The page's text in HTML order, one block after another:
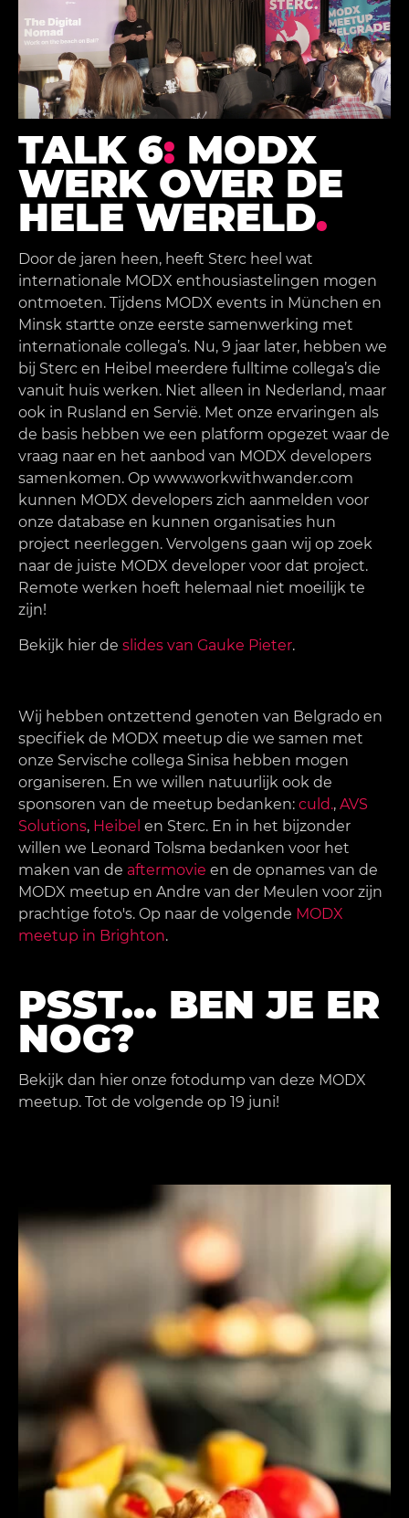
TALK 6: MODX
WERK OVER DE
HELE WERELD.
Door de jaren heen, heeft Sterc heel wat
internationale MODX enthousiastelingen mogen
ontmoeten. Tijdens MODX events in München en
Minsk startte onze eerste samenwerking met
internationale collega’s. Nu, 9 jaar later, hebben we
bij Sterc en Heibel meerdere fulltime collega’s die
vanuit huis werken. Niet alleen in Nederland, maar
ook in Rusland en Servië. Met onze ervaringen als
de basis hebben we een platform opgezet waar de
vraag naar en het aanbod van MODX developers
samenkomen. Op www.workwithwander.com
kunnen MODX developers zich aanmelden voor
onze database en kunnen organisaties hun
project neerleggen. Vervolgens gaan wij op zoek
naar de juiste MODX developer voor dat project.
Remote werken hoeft helemaal niet moeilijk te
zijn!
Bekijk hier de slides van Gauke Pieter.
Wij hebben ontzettend genoten van Belgrado en
specifiek de MODX meetup die we samen met
onze Servische collega Sinisa hebben mogen
organiseren. En we willen natuurlijk ook de
sponsoren van de meetup bedanken: culd., AVS
Solutions, Heibel en Sterc. En in het bijzonder
willen we Leonard Tolsma bedanken voor het
maken van de aftermovie en de opnames van de
MODX meetup en Andre van der Meulen voor zijn
prachtige foto's. Op naar de volgende MODX
meetup in Brighton.
PSST... BEN JE ER
NOG?
Bekijk dan hier onze fotodump van deze MODX
meetup. Tot de volgende op 19 juni!